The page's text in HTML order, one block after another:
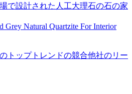
で設計された人工大理石の石の家
トップトレンドの競合他社のリー